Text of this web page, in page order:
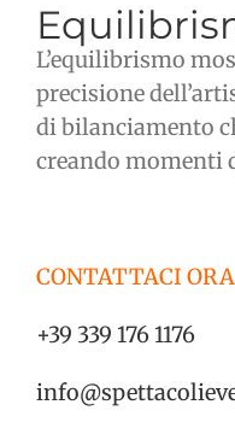
L’equilibrismo
precisione
di bilanciamento
creando momenti
CONTATTACI
+39 339 176 1176